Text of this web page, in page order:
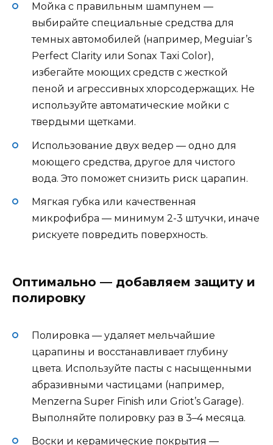
Мойка с правильным шампунем —
выбирайте специальные средства для
темных автомобилей (например, Meguiar’s
Perfect Clarity или Sonax Taxi Color),
избегайте моющих средств с жесткой
пеной и агрессивных хлорсодержащих. Не
используйте автоматические мойки с
твердыми щетками.
Использование двух ведер — одно для
моющего средства, другое для чистого
вода. Это поможет снизить риск царапин.
Мягкая губка или качественная
микрофибра — минимум 2-3 штучки, иначе
рискуете повредить поверхность.
Оптимально — добавляем защиту и
полировку
Полировка — удаляет мельчайшие
царапины и восстанавливает глубину
цвета. Используйте пасты с насыщенными
абразивными частицами (например,
Menzerna Super Finish или Griot’s Garage).
Выполняйте полировку раз в 3–4 месяца.
Воски и керамические покрытия —